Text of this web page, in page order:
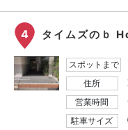
4 タイムズのｂ
スポットまで
住所
営業時間
駐車サイズ